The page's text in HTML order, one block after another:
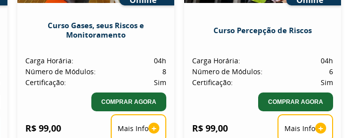
Curso Gases, seus Riscos e
Monitoramento
Carga Horária:
04h
Número de Módulos:
8
Certificação:
Sim
COMPRAR AGORA
R$ 99,00 Mais Info +
Curso Percepção de Riscos
Carga Horária:
04h
Número de Módulos:
6
Certificação:
Sim
COMPRAR AGORA
R$ 99,00 Mais Info +